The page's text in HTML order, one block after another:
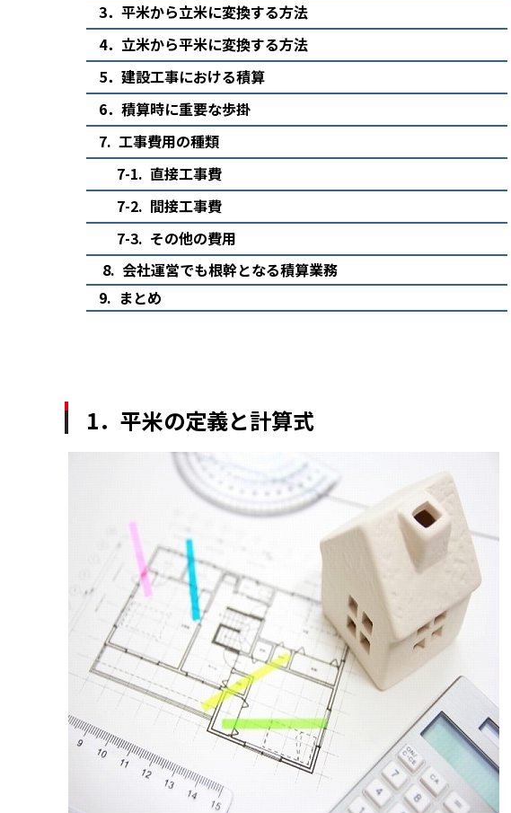
3．平米から立米に変換する方法
4．立米から平米に変換する方法
5．建設工事における積算
6．積算時に重要な歩掛
7. 工事費用の種類
7-1. 直接工事費
7-2. 間接工事費
7-3. その他の費用
8. 会社運営でも根幹となる積算業務
9. まとめ
1．平米の定義と計算式